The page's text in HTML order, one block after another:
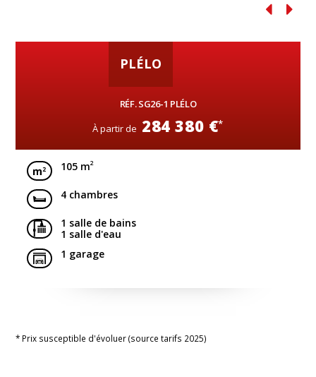
PLÉLO
RÉF. SG26-1 PLÉLO
À partir de 284 380 €*
105 m2
4 chambres
1 salle de bains
1 salle d'eau
1 garage
* Prix susceptible d'évoluer (source tarifs 2025)